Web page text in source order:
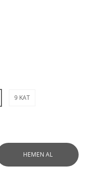
9 KAT
HEMEN AL